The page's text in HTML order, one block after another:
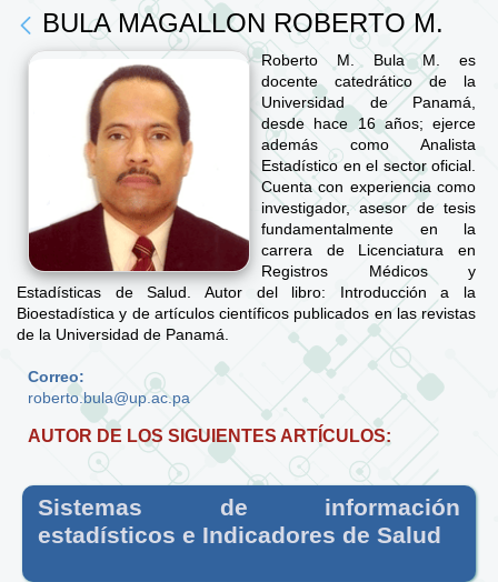
BULA MAGALLON ROBERTO M.
Roberto M. Bula M. es
docente catedrático de la
Universidad de Panamá,
desde hace 16 años; ejerce
además como Analista
Estadístico en el sector oficial.
Cuenta con experiencia como
investigador, asesor de tesis
fundamentalmente en la
carrera de Licenciatura en
Registros Médicos y
Estadísticas de Salud. Autor del libro: Introducción a la
Bioestadística y de artículos científicos publicados en las revistas
de la Universidad de Panamá.
Correo:
roberto.bula@up.ac.pa
AUTOR DE LOS SIGUIENTES ARTÍCULOS:
Sistemas de información
estadísticos e Indicadores de Salud